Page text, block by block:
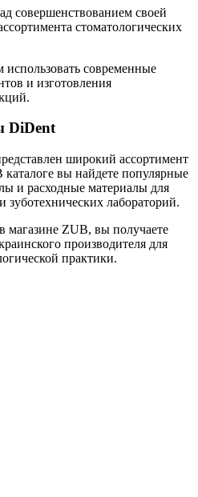
совершенствованием своей
стоматологических
использовать современные
и изготовления
DiDent
широкий ассортимент
вы найдете популярные
и расходные материалы для
зуботехнических лабораторий.
магазине ZUB, вы получаете
производителя для
практики.